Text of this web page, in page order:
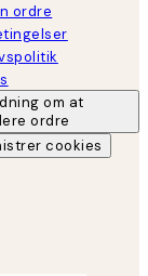
ordre
om at
ordre
cookies